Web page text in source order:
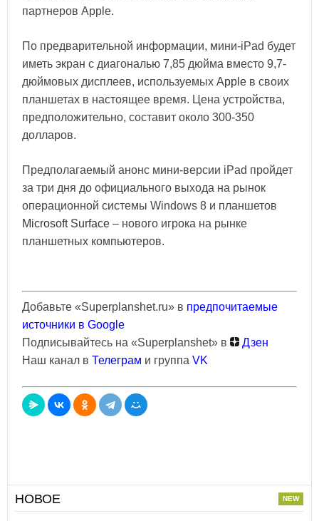
партнеров Apple.
По предварительной информации, мини-iPad будет
иметь экран с диагональю 7,85 дюйма вместо 9,7-
дюймовых дисплеев, используемых Apple в своих
планшетах в настоящее время. Цена устройства,
предположительно, составит около 300-350
долларов.
Предполагаемый анонс мини-версии iPad пройдет
за три дня до официального выхода на рынок
операционной системы Windows 8 и планшетов
Microsoft Surface – нового игрока на рынке
планшетных компьютеров.
Добавьте «Superplanshet.ru» в предпочитаемые
источники в Google
Подписывайтесь на «Superplanshet» в
Дзен
Наш канал в Телеграм и группа VK
НОВОЕ